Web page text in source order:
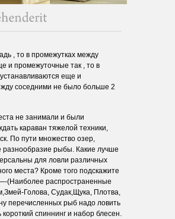
, то в промежутках между
и промежуточные так , то в
еще и
соседними не было больше 2
не занимали и были
караван тяжелой техники,
По пути множество озер,
разнообразие рыбы. Какие лучше
для ловли различных
места? Кроме того подскажите
(Наиболее распространенные
Голова, Судак,Щука, Плотва,
перечисленных рыб надо ловить
спиннинг и набор блесен.